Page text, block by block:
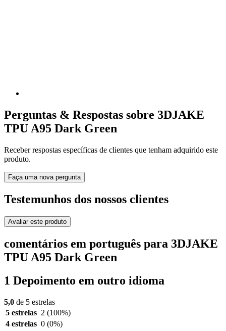
Perguntas & Respostas sobre 3DJAKE
TPU A95 Dark Green
Receber respostas específicas de clientes que tenham adquirido este
produto.
Faça uma nova pergunta
Testemunhos dos nossos clientes
Avaliar este produto
comentários em português para 3DJAKE
TPU A95 Dark Green
1 Depoimento em outro idioma
5,0 de 5 estrelas
5 estrelas 2 (100%)
4 estrelas 0 (0%)